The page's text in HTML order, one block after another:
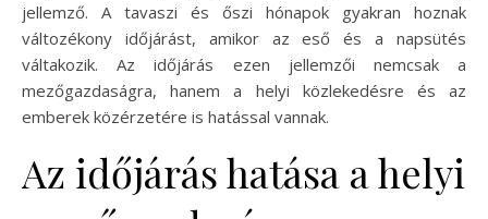
jellemző. A tavaszi és őszi hónapok gyakran hoznak
változékony időjárást, amikor az eső és a napsütés
váltakozik. Az időjárás ezen jellemzői nemcsak a
mezőgazdaságra, hanem a helyi közlekedésre és az
emberek közérzetére is hatással vannak.
Az időjárás hatása a helyi